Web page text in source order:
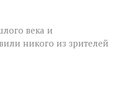
века и
никого из зрителей